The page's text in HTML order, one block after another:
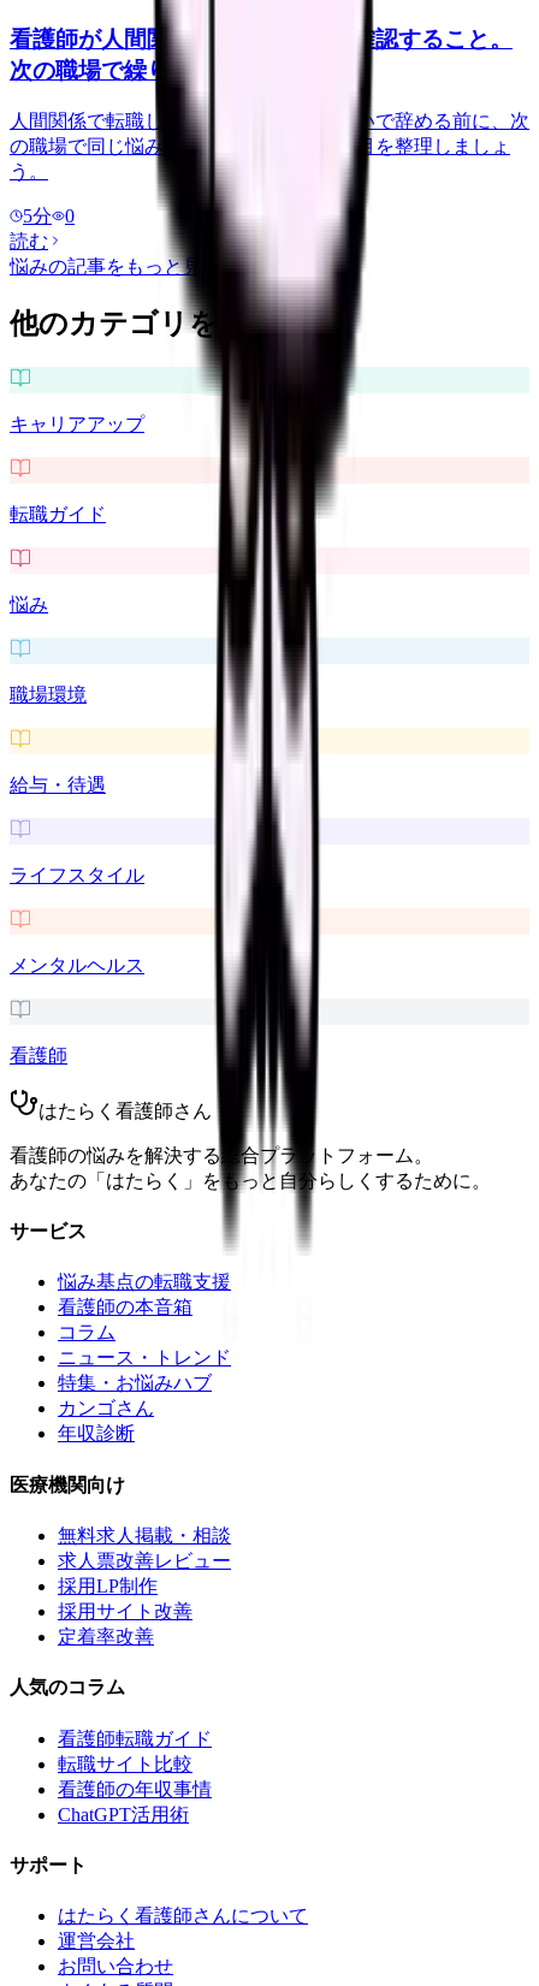
看護師が人間関係で転職する前に確認すること。
次の職場で繰り返さない見方
人間関係で転職したい看護師さんへ。勢いで辞める前に、次
の職場で同じ悩みを繰り返さない確認項目を整理しましょ
う。
5分
0
読む
悩みの記事をもっと見る
他のカテゴリを探す
キャリアアップ
転職ガイド
悩み
職場環境
給与・待遇
ライフスタイル
メンタルヘルス
看護師
はたらく看護師さん
看護師の悩みを解決する総合プラットフォーム。
あなたの「はたらく」をもっと自分らしくするために。
サービス
悩み基点の転職支援
看護師の本音箱
コラム
ニュース・トレンド
特集・お悩みハブ
カンゴさん
年収診断
医療機関向け
無料求人掲載・相談
求人票改善レビュー
採用LP制作
採用サイト改善
定着率改善
人気のコラム
看護師転職ガイド
転職サイト比較
看護師の年収事情
ChatGPT活用術
サポート
はたらく看護師さんについて
運営会社
お問い合わせ